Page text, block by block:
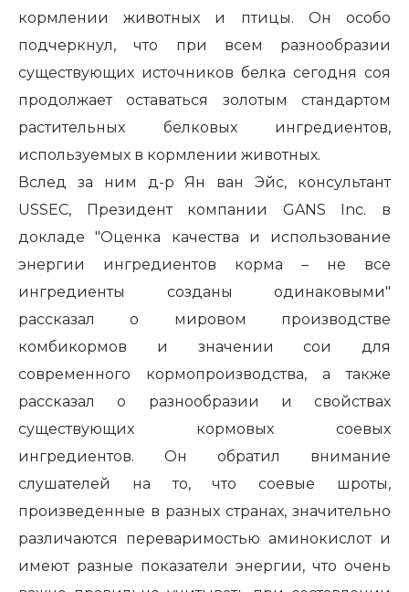
кормлении животных и птицы. Он особо
подчеркнул, что при всем разнообразии
существующих источников белка сегодня соя
продолжает оставаться золотым стандартом
растительных белковых ингредиентов,
используемых в кормлении животных.
Вслед за ним д-р Ян ван Эйс, консультант
USSEC, Президент компании GANS Inc. в
докладе "Оценка качества и использование
энергии ингредиентов корма – не все
ингредиенты созданы одинаковыми"
рассказал о мировом производстве
комбикормов и значении сои для
современного кормопроизводства, а также
рассказал о разнообразии и свойствах
существующих кормовых соевых
ингредиентов. Он обратил внимание
слушателей на то, что соевые шроты,
произведенные в разных странах, значительно
различаются переваримостью аминокислот и
имеют разные показатели энергии, что очень